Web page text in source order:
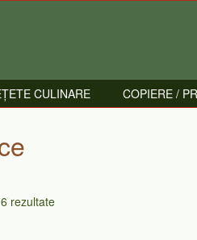
CULINARE COPIERE /
rezultate